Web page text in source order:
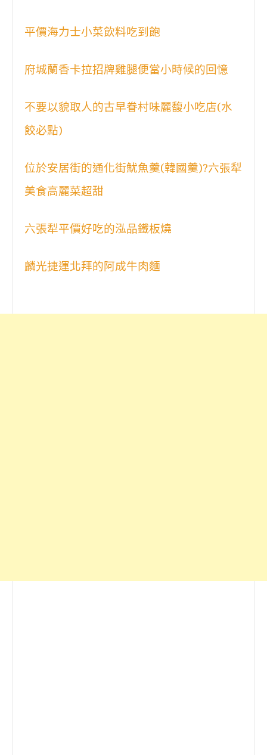
平價海力士小菜飲料吃到飽
府城蘭香卡拉招牌雞腿便當小時候的回憶
不要以貌取人的古早眷村味麗馥小吃店(水
餃必點)
位於安居街的通化街魷魚羹(韓國羹)?六張犁
美食高麗菜超甜
六張犁平價好吃的泓品鐵板燒
麟光捷運北拜的阿成牛肉麵